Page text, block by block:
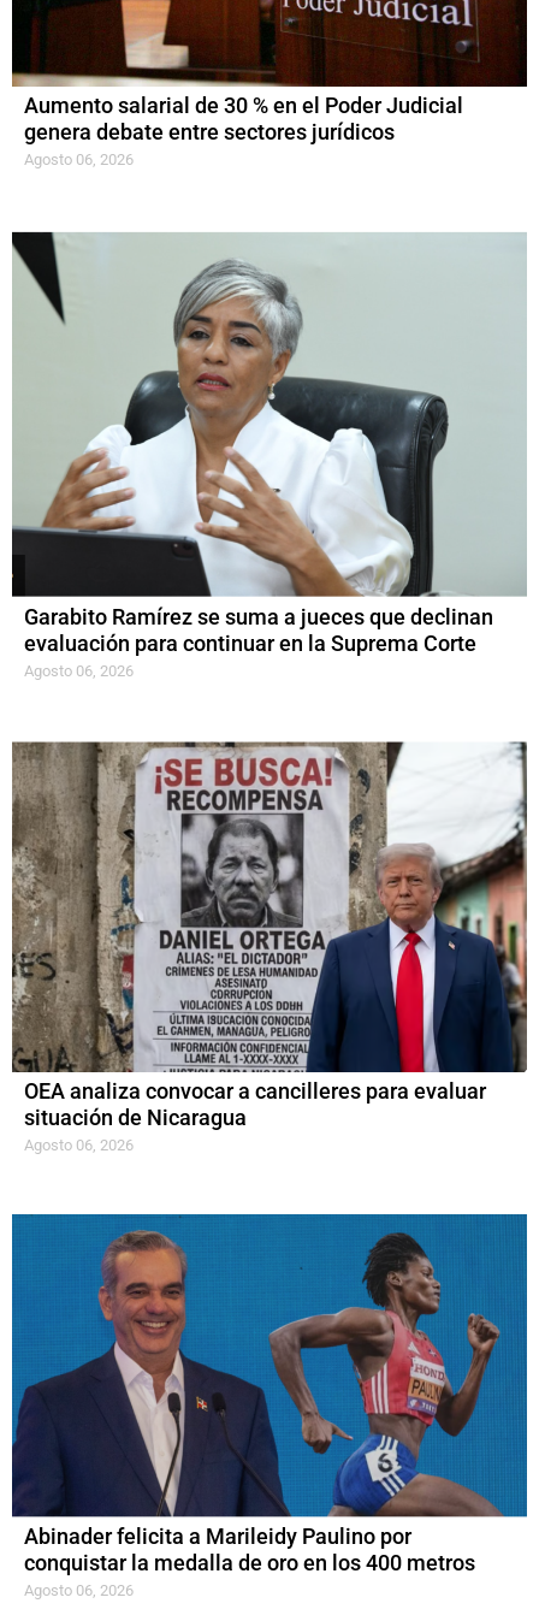
Aumento salarial de 30 % en el Poder Judicial
genera debate entre sectores jurídicos
Agosto 06, 2026
Garabito Ramírez se suma a jueces que declinan
evaluación para continuar en la Suprema Corte
Agosto 06, 2026
OEA analiza convocar a cancilleres para evaluar
situación de Nicaragua
Agosto 06, 2026
Abinader felicita a Marileidy Paulino por
conquistar la medalla de oro en los 400 metros
Agosto 06, 2026